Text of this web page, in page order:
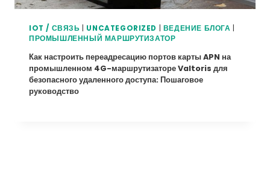
IOT / СВЯЗЬ UNCATEGORIZED ВЕДЕНИЕ БЛОГА
ПРОМЫШЛЕННЫЙ МАРШРУТИЗАТОР
Как настроить переадресацию портов карты APN на
промышленном 4G-маршрутизаторе Valtoris для
безопасного удаленного доступа: Пошаговое
руководство